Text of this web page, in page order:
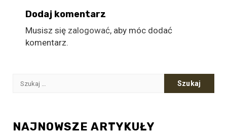
Dodaj komentarz
Musisz się zalogować, aby móc dodać
komentarz.
Szukaj:
NAJNOWSZE ARTYKUŁY